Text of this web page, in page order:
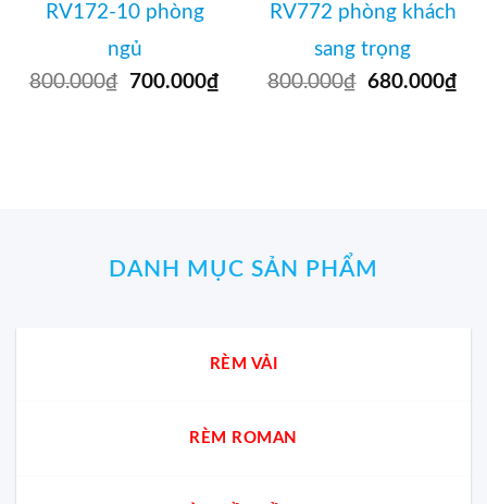
RV172-10 phòng
ngủ
800.000₫
Giá
700.000₫
RV772 phòng khách
sang trọng
800.000₫ Giá
680.000₫
DANH MỤC SẢN PHẨM
RÈM VẢI
RÈM ROMAN